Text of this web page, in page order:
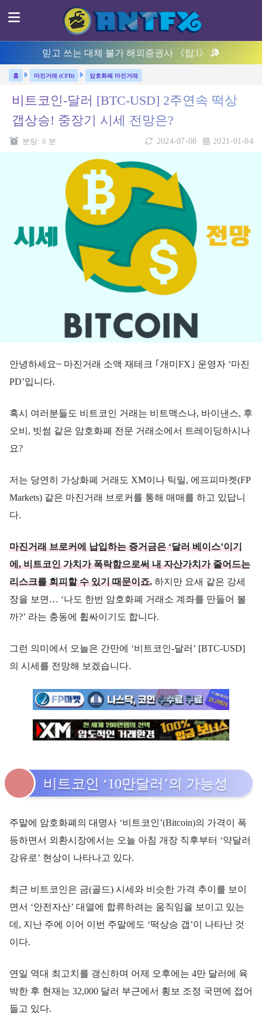
믿고 쓰는 대체 불가 해외증권사 《탑3》
마진거래 (CFD) 암호화폐 마진거래
비트코인-달러 [BTC-USD] 2주연속 떡상
갭상승! 중장기 시세 전망은?
2021-01-04
2024-07-08
분량: 6 분
안녕하세요~ 마진거래 소액 재테크 ｢개미FX｣ 운영자 ‘마진
PD’입니다.
혹시 여러분들도 비트코인 거래는 비트맥스나, 바이낸스, 후
오비, 빗썸 같은 암호화폐 전문 거래소에서 트레이딩하시나
요?
저는 당연히 가상화폐 거래도 XM이나 틱밀, 에프피마켓(FP
Markets) 같은 마진거래 브로커를 통해 매매를 하고 있답니
다.
마진거래 브로커에 납입하는 증거금은 ‘달러 베이스’이기
에, 비트코인 가치가 폭락함으로써 내 자산가치가 줄어드는
리스크를 회피할 수 있기 때문이죠. 하지만 요새 같은 강세
장을 보면… ‘나도 한번 암호화폐 거래소 계좌를 만들어 볼
까?’ 라는 충동에 휩싸이기도 합니다.
그런 의미에서 오늘은 간만에 ‘비트코인-달러’ [BTC-USD]
의 시세를 전망해 보겠습니다.
비트코인 ‘10만달러’의 가능성
주말에 암호화폐의 대명사 ‘비트코인’(Bitcoin)의 가격이 폭
등하면서 외환시장에서는 오늘 아침 개장 직후부터 ‘약달러
강유로’ 현상이 나타나고 있다.
최근 비트코인은 금(골드) 시세와 비슷한 가격 추이를 보이
면서 ‘안전자산’ 대열에 합류하려는 움직임을 보이고 있는
데, 지난 주에 이어 이번 주말에도 ‘떡상승 갭’이 나타난 것
이다.
연일 역대 최고치를 갱신하며 어제 오후에는 4만 달러에 육
박한 후 현재는 32,000 달러 부근에서 횡보 조정 국면에 접어
들고 있다.